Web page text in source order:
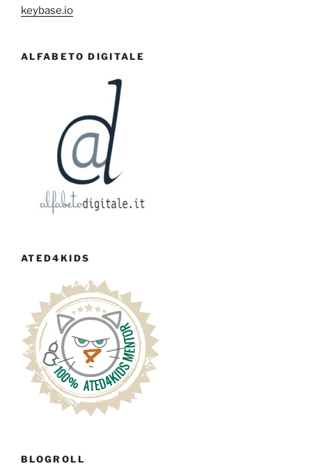
keybase.io
ALFABETO DIGITALE
ATED4KIDS
BLOGROLL